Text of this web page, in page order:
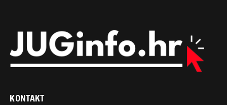
KONTAKT